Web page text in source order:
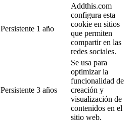
Persistente 1 año
Addthis.com
configura esta
cookie en sitios
que permiten
compartir en las
redes sociales.
Persistente 3 años
Se usa para
optimizar la
funcionalidad de
creación y
visualización de
contenidos en el
sitio web.